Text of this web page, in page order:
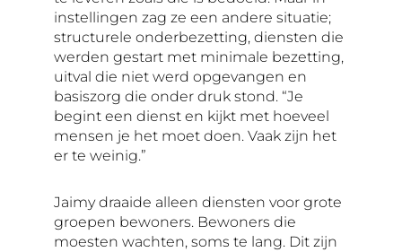
instellingen zag ze een andere situatie;
structurele onderbezetting, diensten die
werden gestart met minimale bezetting,
uitval die niet werd opgevangen en
basiszorg die onder druk stond. “Je
begint een dienst en kijkt met hoeveel
mensen je het moet doen. Vaak zijn het
er te weinig.”
Jaimy draaide alleen diensten voor grote
groepen bewoners. Bewoners die
moesten wachten, soms te lang. Dit zijn